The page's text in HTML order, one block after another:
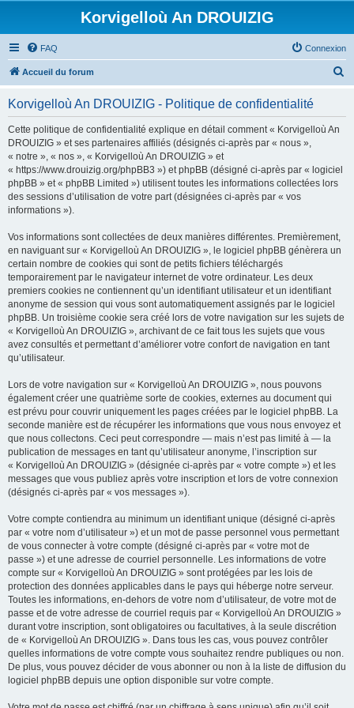
Korvigelloù An DROUIZIG
FAQ Connexion
Accueil du forum
Korvigelloù An DROUIZIG - Politique de confidentialité
Cette politique de confidentialité explique en détail comment « Korvigelloù An
DROUIZIG » et ses partenaires affiliés (désignés ci-après par « nous »,
« notre », « nos », « Korvigelloù An DROUIZIG » et
« https://www.drouizig.org/phpBB3 ») et phpBB (désigné ci-après par « logiciel
phpBB » et « phpBB Limited ») utilisent toutes les informations collectées lors
des sessions d’utilisation de votre part (désignées ci-après par « vos
informations »).
Vos informations sont collectées de deux manières différentes. Premièrement,
en naviguant sur « Korvigelloù An DROUIZIG », le logiciel phpBB génèrera un
certain nombre de cookies qui sont de petits fichiers téléchargés
temporairement par le navigateur internet de votre ordinateur. Les deux
premiers cookies ne contiennent qu’un identifiant utilisateur et un identifiant
anonyme de session qui vous sont automatiquement assignés par le logiciel
phpBB. Un troisième cookie sera créé lors de votre navigation sur les sujets de
« Korvigelloù An DROUIZIG », archivant de ce fait tous les sujets que vous
avez consultés et permettant d’améliorer votre confort de navigation en tant
qu’utilisateur.
Lors de votre navigation sur « Korvigelloù An DROUIZIG », nous pouvons
également créer une quatrième sorte de cookies, externes au document qui
est prévu pour couvrir uniquement les pages créées par le logiciel phpBB. La
seconde manière est de récupérer les informations que vous nous envoyez et
que nous collectons. Ceci peut correspondre — mais n’est pas limité à — la
publication de messages en tant qu’utilisateur anonyme, l’inscription sur
« Korvigelloù An DROUIZIG » (désignée ci-après par « votre compte ») et les
messages que vous publiez après votre inscription et lors de votre connexion
(désignés ci-après par « vos messages »).
Votre compte contiendra au minimum un identifiant unique (désigné ci-après
par « votre nom d’utilisateur ») et un mot de passe personnel vous permettant
de vous connecter à votre compte (désigné ci-après par « votre mot de
passe ») et une adresse de courriel personnelle. Les informations de votre
compte sur « Korvigelloù An DROUIZIG » sont protégées par les lois de
protection des données applicables dans le pays qui héberge notre serveur.
Toutes les informations, en-dehors de votre nom d’utilisateur, de votre mot de
passe et de votre adresse de courriel requis par « Korvigelloù An DROUIZIG »
durant votre inscription, sont obligatoires ou facultatives, à la seule discrétion
de « Korvigelloù An DROUIZIG ». Dans tous les cas, vous pouvez contrôler
quelles informations de votre compte vous souhaitez rendre publiques ou non.
De plus, vous pouvez décider de vous abonner ou non à la liste de diffusion du
logiciel phpBB depuis une option disponible sur votre compte.